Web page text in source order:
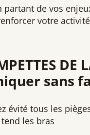
partant de vos
votre
DE
sans
évité tous les
les bras